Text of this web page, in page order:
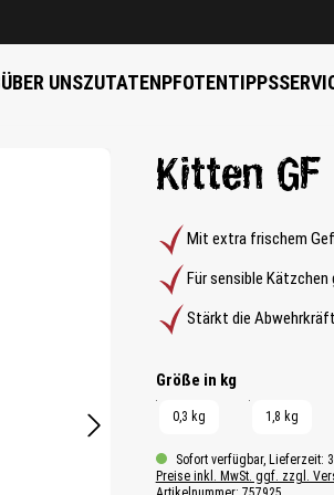
ÜBER UNSZUTATENPFOTENTIPPS
Kitten GF
Mit extra frischem
Für sensible Kätzchen
Stärkt die
Größe in kgauswählen
0,3 kg 1,8 kg
Sofort verfügbar, Lieferzeit:
Preise inkl. MwSt. ggf. zzgl.